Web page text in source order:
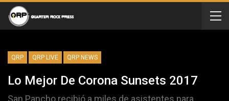
QRP QRP LIVE QRP NEWS
Lo Mejor De Corona Sunsets 2017
San Pancho recibió a miles de asistentes para